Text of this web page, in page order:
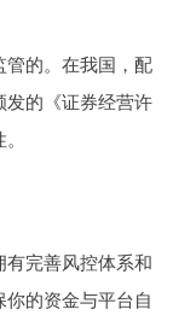
的。在我国，配
发的《证券经营许
完善风控体系和
的资金与平台自